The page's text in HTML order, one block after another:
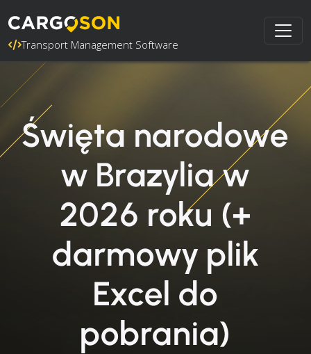
Transport Management Software
Święta narodowe
w Brazylia w
2026 roku (+
darmowy plik
Excel do
pobrania)